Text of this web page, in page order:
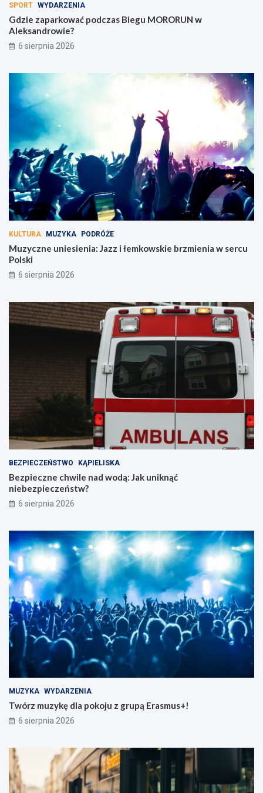
SPORT WYDARZENIA
Gdzie zaparkować podczas Biegu MORORUN w
Aleksandrowie?
6 sierpnia 2026
KULTURA MUZYKA PODRÓŻE
Muzyczne uniesienia: Jazz i łemkowskie brzmienia w sercu
Polski
6 sierpnia 2026
BEZPIECZEŃSTWO KĄPIELISKA
Bezpieczne chwile nad wodą: Jak uniknąć
niebezpieczeństw?
6 sierpnia 2026
MUZYKA WYDARZENIA
Twórz muzykę dla pokoju z grupą Erasmus+!
6 sierpnia 2026